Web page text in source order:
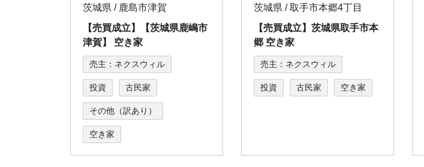
茨城県 / 鹿島市津賀
【売買成立】【茨城県⿅嶋市
津賀】 空き家
売主：ネクスウィル
投資 古民家
その他（訳あり）
空き家
茨城県 / 取手市本郷4丁目
【売買成立】茨城県取手市本
郷 空き家
売主：ネクスウィル
投資 古民家 空き家